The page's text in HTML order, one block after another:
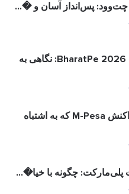
پس‌انداز آسان و �...
ارزش‌گذاری BharatPe 2026: نگاهی به
چگونه یک تراکنش M-Pesa که به اشتباه
پلی‌مارکت: چگونه با خیا�...